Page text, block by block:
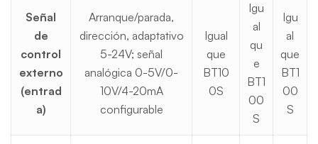
Señal
de
control
externo
(entrad
a)
Arranque/parada,
dirección, adaptativo
5-24V; señal
analógica 0-5V/0-
10V/4-20mA
configurable
Igual
que
BT10
0S
Igu
al
qu
e
BT1
00
S
Igu
al
que
BT1
00
S